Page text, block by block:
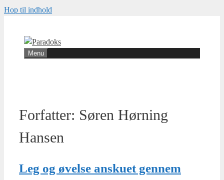
Hop til indhold
Menu
Forfatter: Søren Hørning
Hansen
Leg og øvelse anskuet gennem